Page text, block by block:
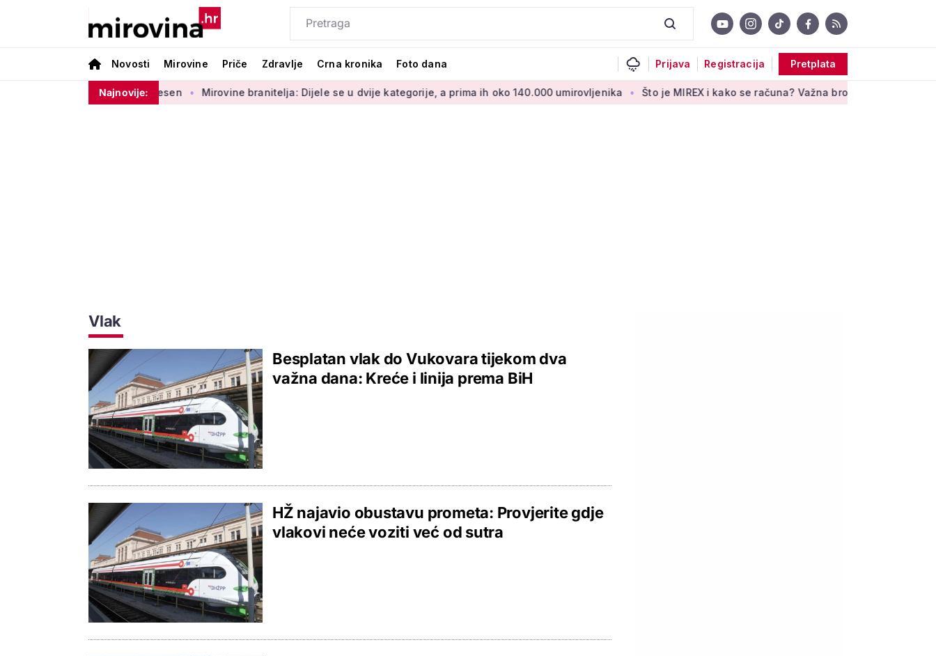
Novosti Mirovine Priče Zdravlje Crna kronika Foto dana Prijava Registracija Pretplata
Najnovije:
u proceduri najesen Mirovine branitelja: Dijele se u dvije kategorije, a prima ih oko 140.000 umirovljenika Što je MIREX i kako se računa? Važna brojka za kategoriju štednje u
Vlak
Besplatan vlak do Vukovara tijekom dva
važna dana: Kreće i linija prema BiH
HŽ najavio obustavu prometa: Provjerite gdje
vlakovi neće voziti već od sutra